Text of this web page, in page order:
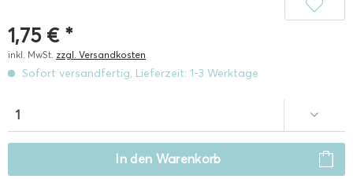
1,75 € *
inkl. MwSt. zzgl. Versandkosten
Sofort versandfertig, Lieferzeit: 1-3 Werktage
In den Warenkorb